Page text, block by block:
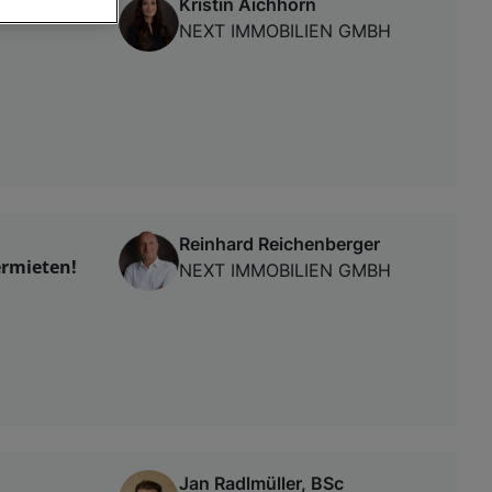
NEXT IMMOBILIEN GMBH
Reinhard Reichenberger
NEXT IMMOBILIEN GMBH
Jan Radlmüller, BSc
oder Zugriff